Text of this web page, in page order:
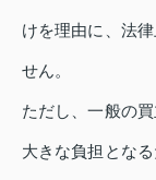
けを理由に、法
せん。
ただし、一般の
大きな負担とな